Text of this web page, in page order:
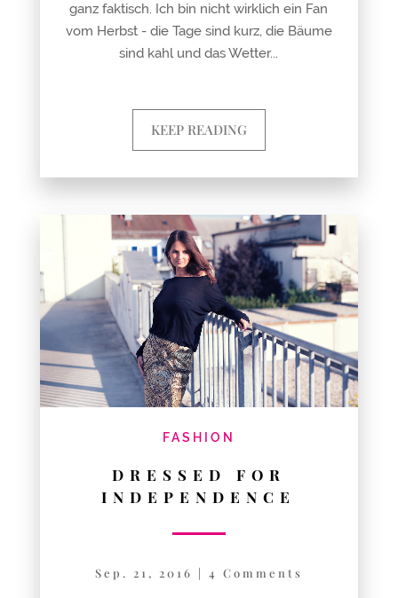
ganz faktisch. Ich bin nicht wirklich ein Fan
vom Herbst - die Tage sind kurz, die Bäume
sind kahl und das Wetter...
KEEP READING
FASHION
DRESSED FOR
INDEPENDENCE
Sep. 21, 2016 | 4 Comments